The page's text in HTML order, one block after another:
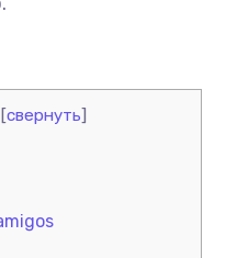
[свернуть]